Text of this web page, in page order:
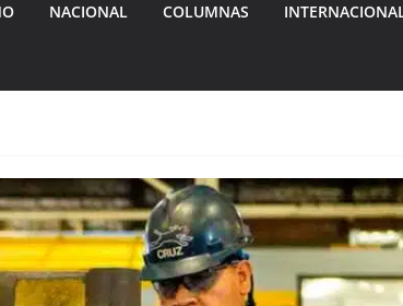
NACIONAL COLUMNAS